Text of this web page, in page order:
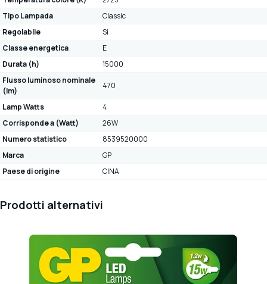
Tipo Lampada
Classic
Regolabile
Sì
Classe energetica
E
Durata (h)
15000
Flusso luminoso nominale
(lm)
470
Lamp Watts
4
Corrisponde a (Watt)
26W
Numero statistico
8539520000
Marca
GP
Paese di origine
CINA
Prodotti alternativi